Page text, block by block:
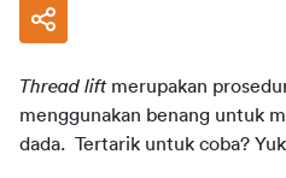
Thread lift merupakan
menggunakan benang untuk
dada.  Tertarik untuk coba?